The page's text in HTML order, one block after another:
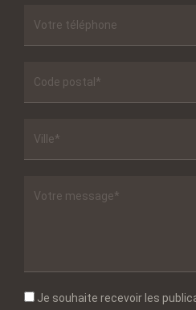
Je souhaite recevoir les